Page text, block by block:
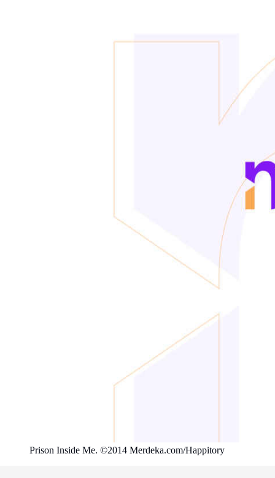
Prison Inside Me. ©2014 Merdeka.com/Happitory